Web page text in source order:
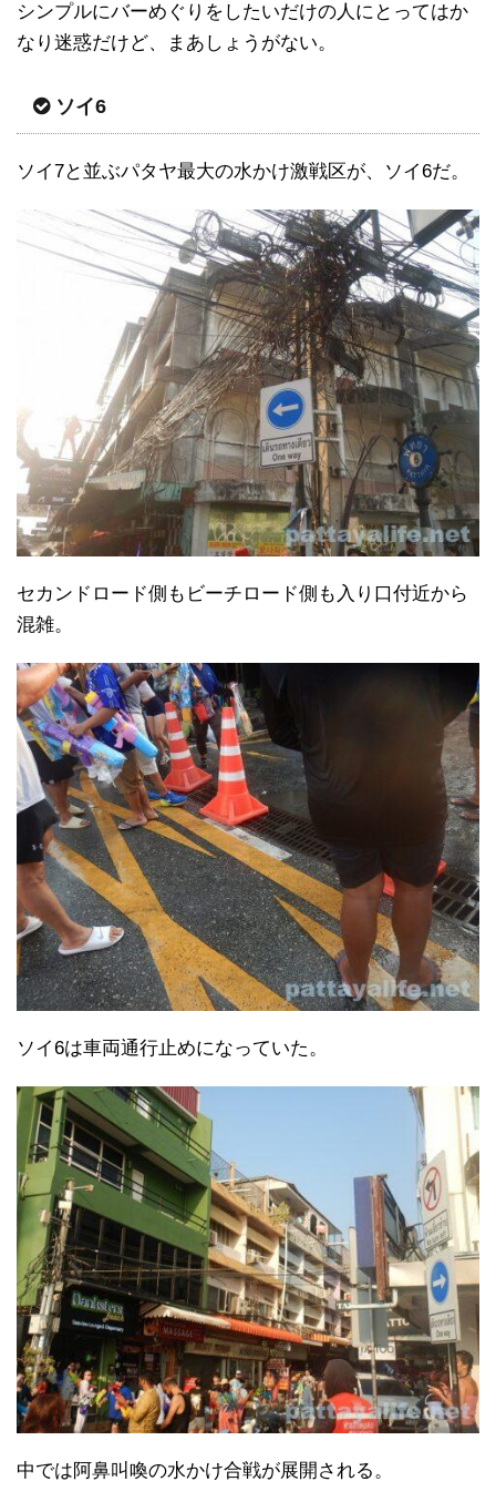
シンプルにバーめぐりをしたいだけの人にとってはか
なり迷惑だけど、まあしょうがない。
ソイ6
ソイ7と並ぶパタヤ最大の水かけ激戦区が、ソイ6だ。
セカンドロード側もビーチロード側も入り口付近から
混雑。
ソイ6は車両通行止めになっていた。
中では阿鼻叫喚の水かけ合戦が展開される。